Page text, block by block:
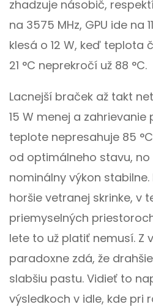
zhadzuje násobič,
na 3575 MHz, GPU ide na
klesá o 12 W, keď teplota
21 °C neprekročí už 88 °C.
Lacnejší braček až takt
15 W menej a zahrievanie
teplote nepresahuje 85
od optimálneho stavu, no
nominálny výkon
horšie vetranej skrinke, v
priemyselných
lete to už platiť nemusí. Z
paradoxne zdá, že
slabšiu pastu. Vidieť to
výsledkoch v idle, kde pri